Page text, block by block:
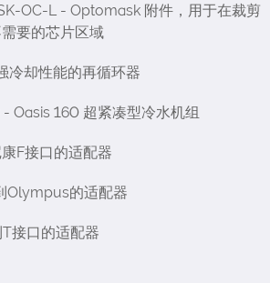
OC-L - Optomask 附件，用于在裁剪
要的芯片区域
冷却性能的再循环器
Oasis 160 超紧凑型冷水机组
F接口的适配器
Olympus的适配器
接口的适配器